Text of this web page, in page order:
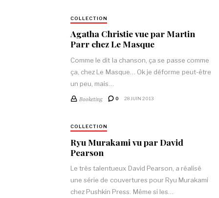
COLLECTION
Agatha Christie vue par Martin
Parr chez Le Masque
Comme le dit la chanson, ça se passe comme
ça, chez Le Masque… Ok je déforme peut-être
un peu, mais…
Booketing 0 28 JUIN 2013
COLLECTION
Ryu Murakami vu par David
Pearson
Le très talentueux David Pearson, a réalisé
une série de couvertures pour Ryu Murakami
chez Pushkin Press. Même si les…